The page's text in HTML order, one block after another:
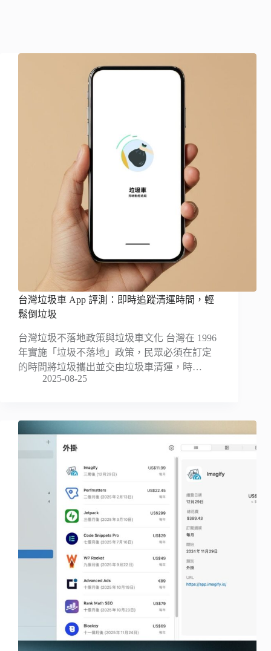
台灣垃圾車 App 評測：即時追蹤清運時間，輕
鬆倒垃圾
台灣垃圾不落地政策與垃圾車文化 台灣在 1996
年實施「垃圾不落地」政策，民眾必須在訂定
的時間將垃圾攜出並交由垃圾車清運，時…
2025-08-25